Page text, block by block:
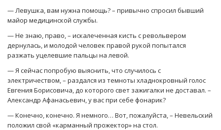
— Левушка, вам нужна помощь? – привычно спросил бывший
майор медицинской службы.
— Не знаю, право, – искалеченная кисть с револьвером
дернулась, и молодой человек правой рукой попытался
разжать уцелевшие пальцы на левой.
— Я сейчас попробую выяснить, что случилось с
электричеством, – раздался из темноты хладнокровный голос
Евгения Борисовича, до которого свет зажигалки не доставал. –
Александр Афанасьевич, у вас при себе фонарик?
— Конечно, конечно. Я немного… Вот, пожалуйста, – Невельский
положил свой «карманный прожектор» на стол.